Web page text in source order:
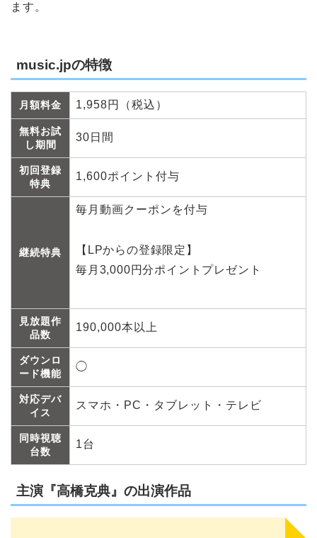
ます。
music.jpの特徴
月額料金 1,958円（税込）
無料お試
し期間
30日間
初回登録
特典
1,600ポイント付与
継続特典
毎月動画クーポンを付与
【LPからの登録限定】
毎月3,000円分ポイントプレゼント
見放題作
品数
190,000本以上
ダウンロ
ード機能
◯
対応デバ
イス
スマホ・PC・タブレット・テレビ
同時視聴
台数
1台
主演『高橋克典』の出演作品